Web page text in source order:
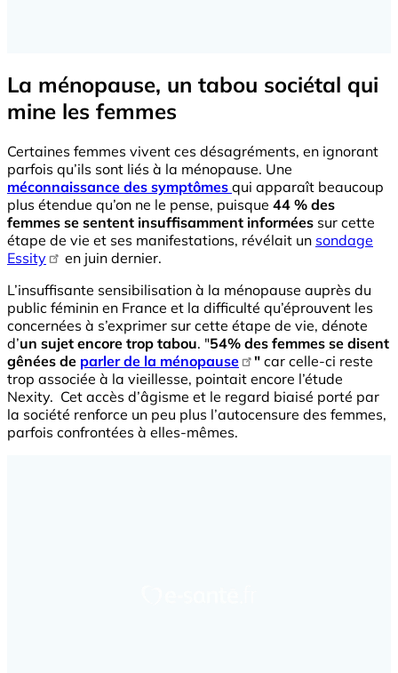
La ménopause, un tabou sociétal qui
mine les femmes
Certaines femmes vivent ces désagréments, en ignorant
parfois qu’ils sont liés à la ménopause. Une
méconnaissance des symptômes qui apparaît beaucoup
plus étendue qu’on ne le pense, puisque 44 % des
femmes se sentent insuffisamment informées sur cette
étape de vie et ses manifestations, révélait un sondage
Essity
en juin dernier.
L’insuffisante sensibilisation à la ménopause auprès du
public féminin en France et la difficulté qu’éprouvent les
concernées à s’exprimer sur cette étape de vie, dénote
d’un sujet encore trop tabou. "54% des femmes se disent
gênées de parler de la ménopause " car celle-ci reste
trop associée à la vieillesse, pointait encore l’étude
Nexity. Cet accès d’âgisme et le regard biaisé porté par
la société renforce un peu plus l’autocensure des femmes,
parfois confrontées à elles-mêmes.